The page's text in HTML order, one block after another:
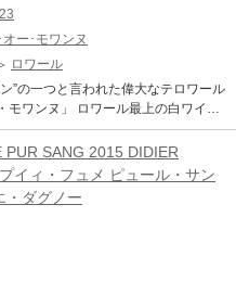
オー･モワンヌ
ロワール
”の一つと言われた偉大なテロワール
モワンヌ」 ロワール最上の白ワイン
は、アンジュ＝ソミュール地域の中
、ロワール川右岸沿いに位置する小
エールには多くのクリュがあるが、
上の平地部にあり、川に向かう急斜
“ロッシュ・オー・モワンヌ”と“クー
が特級格とされる。 ドメーヌは、ロ
ュール・ロワールの町を見下ろす小
。オー・モワンヌ（修道僧）の名の
PUR SANG 2015 DIDIER
イィ・フュメ ピュール・サン
・ダグノー